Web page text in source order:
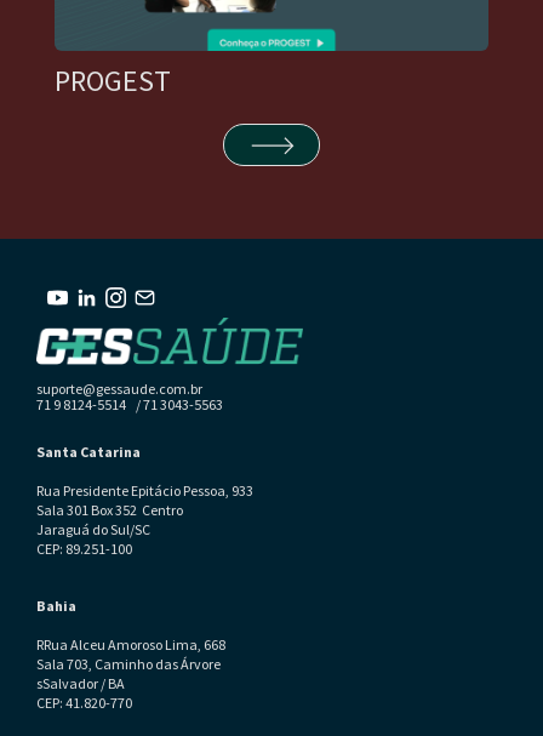
PROGEST
suporte@gessaude.com.br
71 9 8124-5514 / 71 3043-5563
Santa Catarina
Rua Presidente Epitácio Pessoa, 933
Sala 301 Box 352 Centro
Jaraguá do Sul/SC
CEP: 89.251-100
Bahia
RRua Alceu Amoroso Lima, 668
Sala 703, Caminho das Árvore
sSalvador / BA
CEP: 41.820-770